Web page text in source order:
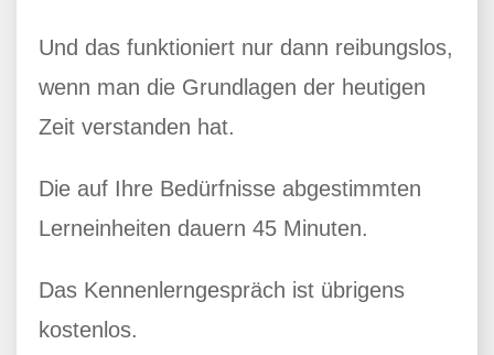
Und das funktioniert nur dann reibungslos,
wenn man die Grundlagen der heutigen
Zeit verstanden hat.
Die auf Ihre Bedürfnisse abgestimmten
Lerneinheiten dauern 45 Minuten.
Das Kennenlerngespräch ist übrigens
kostenlos.